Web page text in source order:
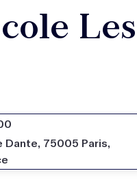
Les
Dante, 75005 Paris,